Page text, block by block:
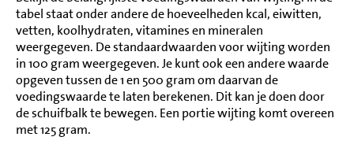
tabel staat onder andere de hoeveelheden kcal, eiwitten,
vetten, koolhydraten, vitamines en mineralen
weergegeven. De standaardwaarden voor wijting worden
in 100 gram weergegeven. Je kunt ook een andere waarde
opgeven tussen de 1 en 500 gram om daarvan de
voedingswaarde te laten berekenen. Dit kan je doen door
de schuifbalk te bewegen. Een portie wijting komt overeen
met 125 gram.